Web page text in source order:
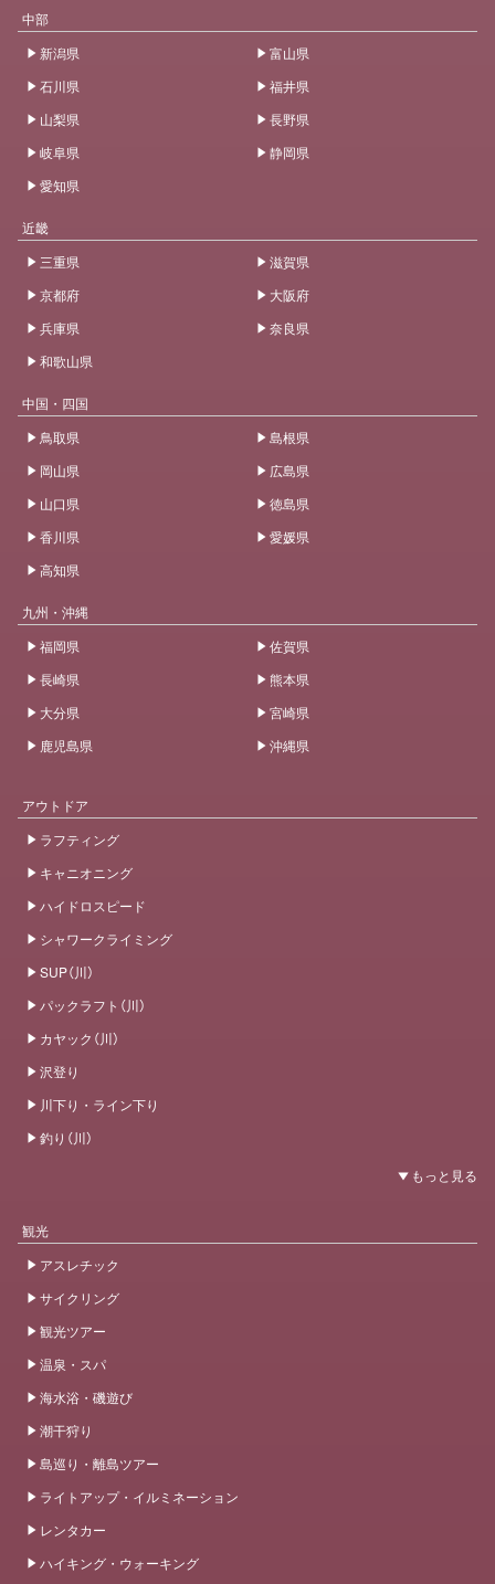
中部
新潟県
富山県
石川県
福井県
山梨県
長野県
岐阜県
静岡県
愛知県
近畿
三重県
滋賀県
京都府
大阪府
兵庫県
奈良県
和歌山県
中国・四国
鳥取県
島根県
岡山県
広島県
山口県
徳島県
香川県
愛媛県
高知県
九州・沖縄
福岡県
佐賀県
長崎県
熊本県
大分県
宮崎県
鹿児島県
沖縄県
アウトドア
ラフティング
キャニオニング
ハイドロスピード
シャワークライミング
SUP（川）
パックラフト（川）
カヤック（川）
沢登り
川下り・ライン下り
釣り（川）
観光
アスレチック
サイクリング
観光ツアー
温泉・スパ
海水浴・磯遊び
潮干狩り
島巡り・離島ツアー
ライトアップ・イルミネーション
レンタカー
ハイキング・ウォーキング